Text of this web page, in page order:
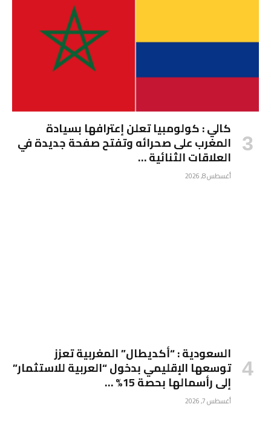
كالي : كولومبيا تعلن إعترافها بسيادة
المغرب على صحرائه وتفتح صفحة جديدة في
العلاقات الثنائية …
أغسطس 8, 2026
السعودية : “أكديطال” المغربية تعزز
توسعها الإقليمي بدخول “العربية للاستثمار”
إلى رأسمالها بحصة 15% …
أغسطس 7, 2026